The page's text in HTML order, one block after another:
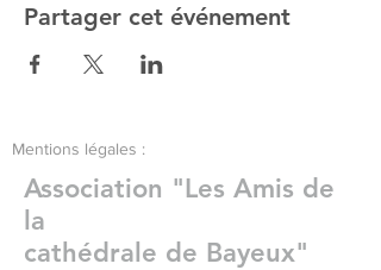
Partager cet événement
Mentions légales :
Association "Les Amis de
la
cathédrale de Bayeux"